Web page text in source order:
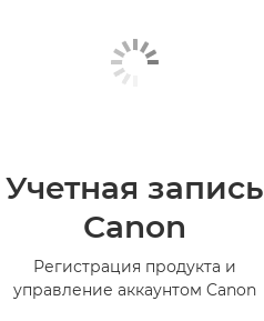
Учетная запись
Canon
Регистрация продукта и
управление аккаунтом Canon